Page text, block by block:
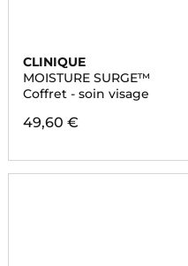
CLINIQUE
MOISTURE SURGE™
Coffret - soin visage
49,60 €